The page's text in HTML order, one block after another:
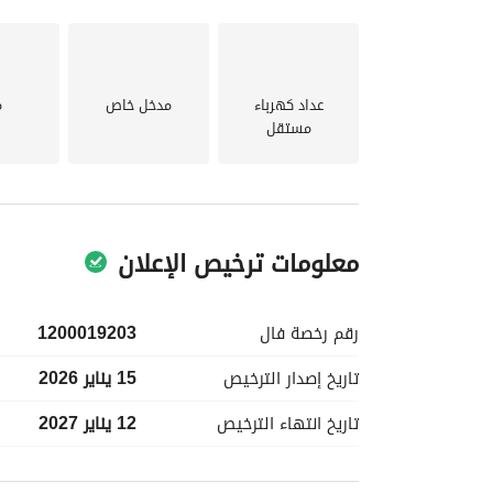
عداد كهرباء
مستقل
مدخل خاص
معلومات ترخيص الإعلان
رقم رخصة فال
1200019203
تاريخ إصدار الترخيص
15 يناير 2026
تاريخ انتهاء الترخيص 12 يناير 2027